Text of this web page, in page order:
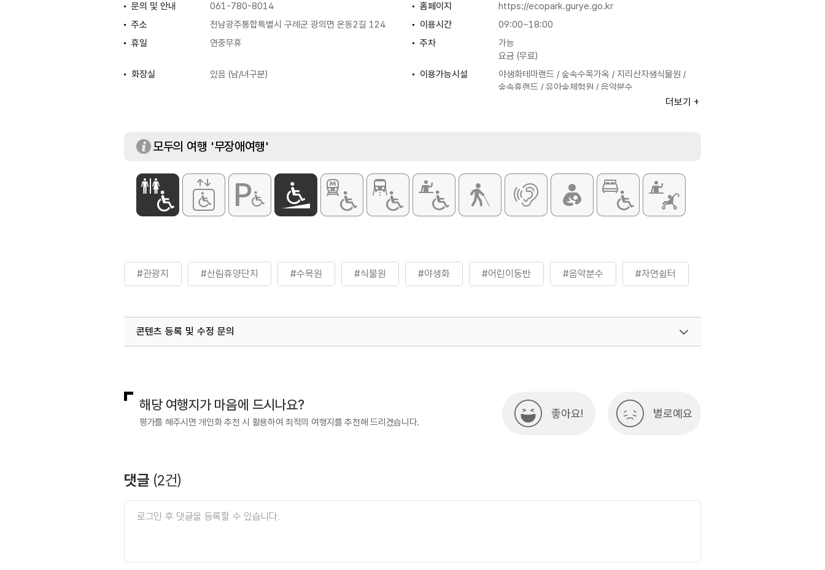
문의 및 안내 061-780-8014 홈페이지
https://ecopark.gurye.go.kr
주소
전남광주통합특별시 구례군 광의면 온동2길 124 이용시간
09:00~18:00
휴일
연중무휴 주차
가능
요금 (무료)
화장실
있음 (남/녀구분) 이용가능시설
야생화테마랜드 / 숲속수목가옥 / 지리산자생식물원 /
숲속휴랜드 / 유아숲체험원 / 음악분수
- 청소년, 군인 1,200원
- 어린이 800원
※ 자세한 사항은 홈페이지 참고
더보기
모두의 여행 '무장애여행'
#관광지 #산림휴양단지 #수목원 #식물원 #야생화 #어린이동반 #음악분수 #자연쉼터
콘텐츠 등록 및 수정 문의
해당 여행지가 마음에 드시나요?
평가를 해주시면 개인화 추천 시 활용하여 최적의 여행지를 추천해 드리겠습니다.
좋아요! 별로예요
댓글 (2건)